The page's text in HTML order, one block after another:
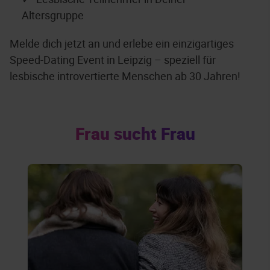
Altersgruppe
Melde dich jetzt an und erlebe ein einzigartiges
Speed-Dating Event in Leipzig – speziell für
lesbische introvertierte Menschen ab 30 Jahren!
Frau sucht Frau